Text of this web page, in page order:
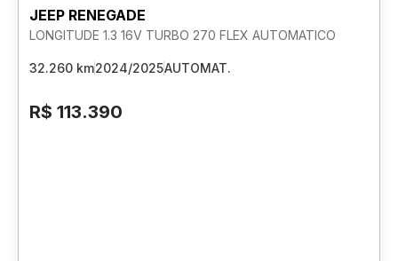
JEEP RENEGADE
LONGITUDE 1.3 16V TURBO 270 FLEX AUTOMATICO
32.260 km2024/2025AUTOMAT.
R$ 113.390